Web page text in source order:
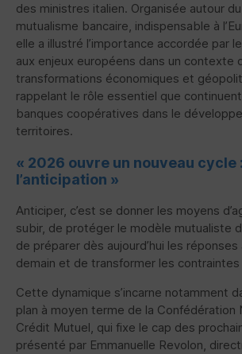
des ministres italien. Organisée autour
mutualisme bancaire, indispensable à
elle a illustré l’importance accordée par
aux enjeux européens dans un contexte
transformations économiques et
rappelant le rôle essentiel que
banques coopératives dans le
territoires.
« 2026 ouvre un nouveau cycle
l’anticipation »
Anticiper, c’est se donner les moyens
subir, de protéger le modèle mutualiste
de préparer dès aujourd’hui les
demain et de transformer les contraintes
Cette dynamique s’incarne notamment
plan à moyen terme de la Confédération
Crédit Mutuel, qui fixe le cap des
présenté par Emmanuelle Revolon,